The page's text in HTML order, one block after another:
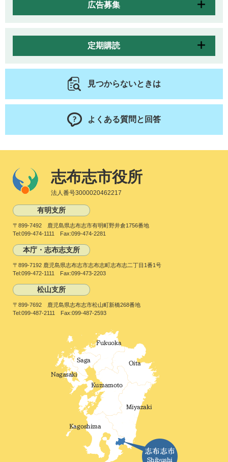
広告募集
定期購読
見つからないときは
よくある質問と回答
志布志市役所
法人番号3000020462217
有明支所
〒899-7492 鹿児島県志布志市有明町野井倉1756番地
Tel:099-474-1111 Fax:099-474-2281
本庁・志布志支所
〒899-7192 鹿児島県志布志市志布志町志布志二丁目1番1号
Tel:099-472-1111 Fax:099-473-2203
松山支所
〒899-7692 鹿児島県志布志市松山町新橋268番地
Tel:099-487-2111 Fax:099-487-2593